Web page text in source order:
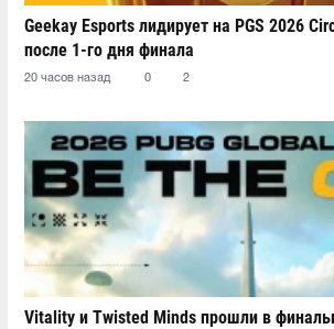
Geekay Esports лидирует на PGS 2026
после 1-го дня финала
20 часов назад 0 2
Vitality и Twisted Minds прошли в